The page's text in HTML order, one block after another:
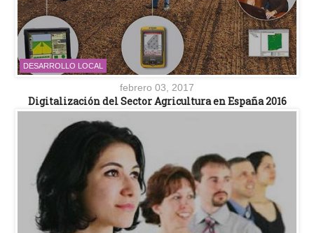
DESARROLLO LOCAL
febrero 03, 2017
Digitalización del Sector Agricultura en España 2016